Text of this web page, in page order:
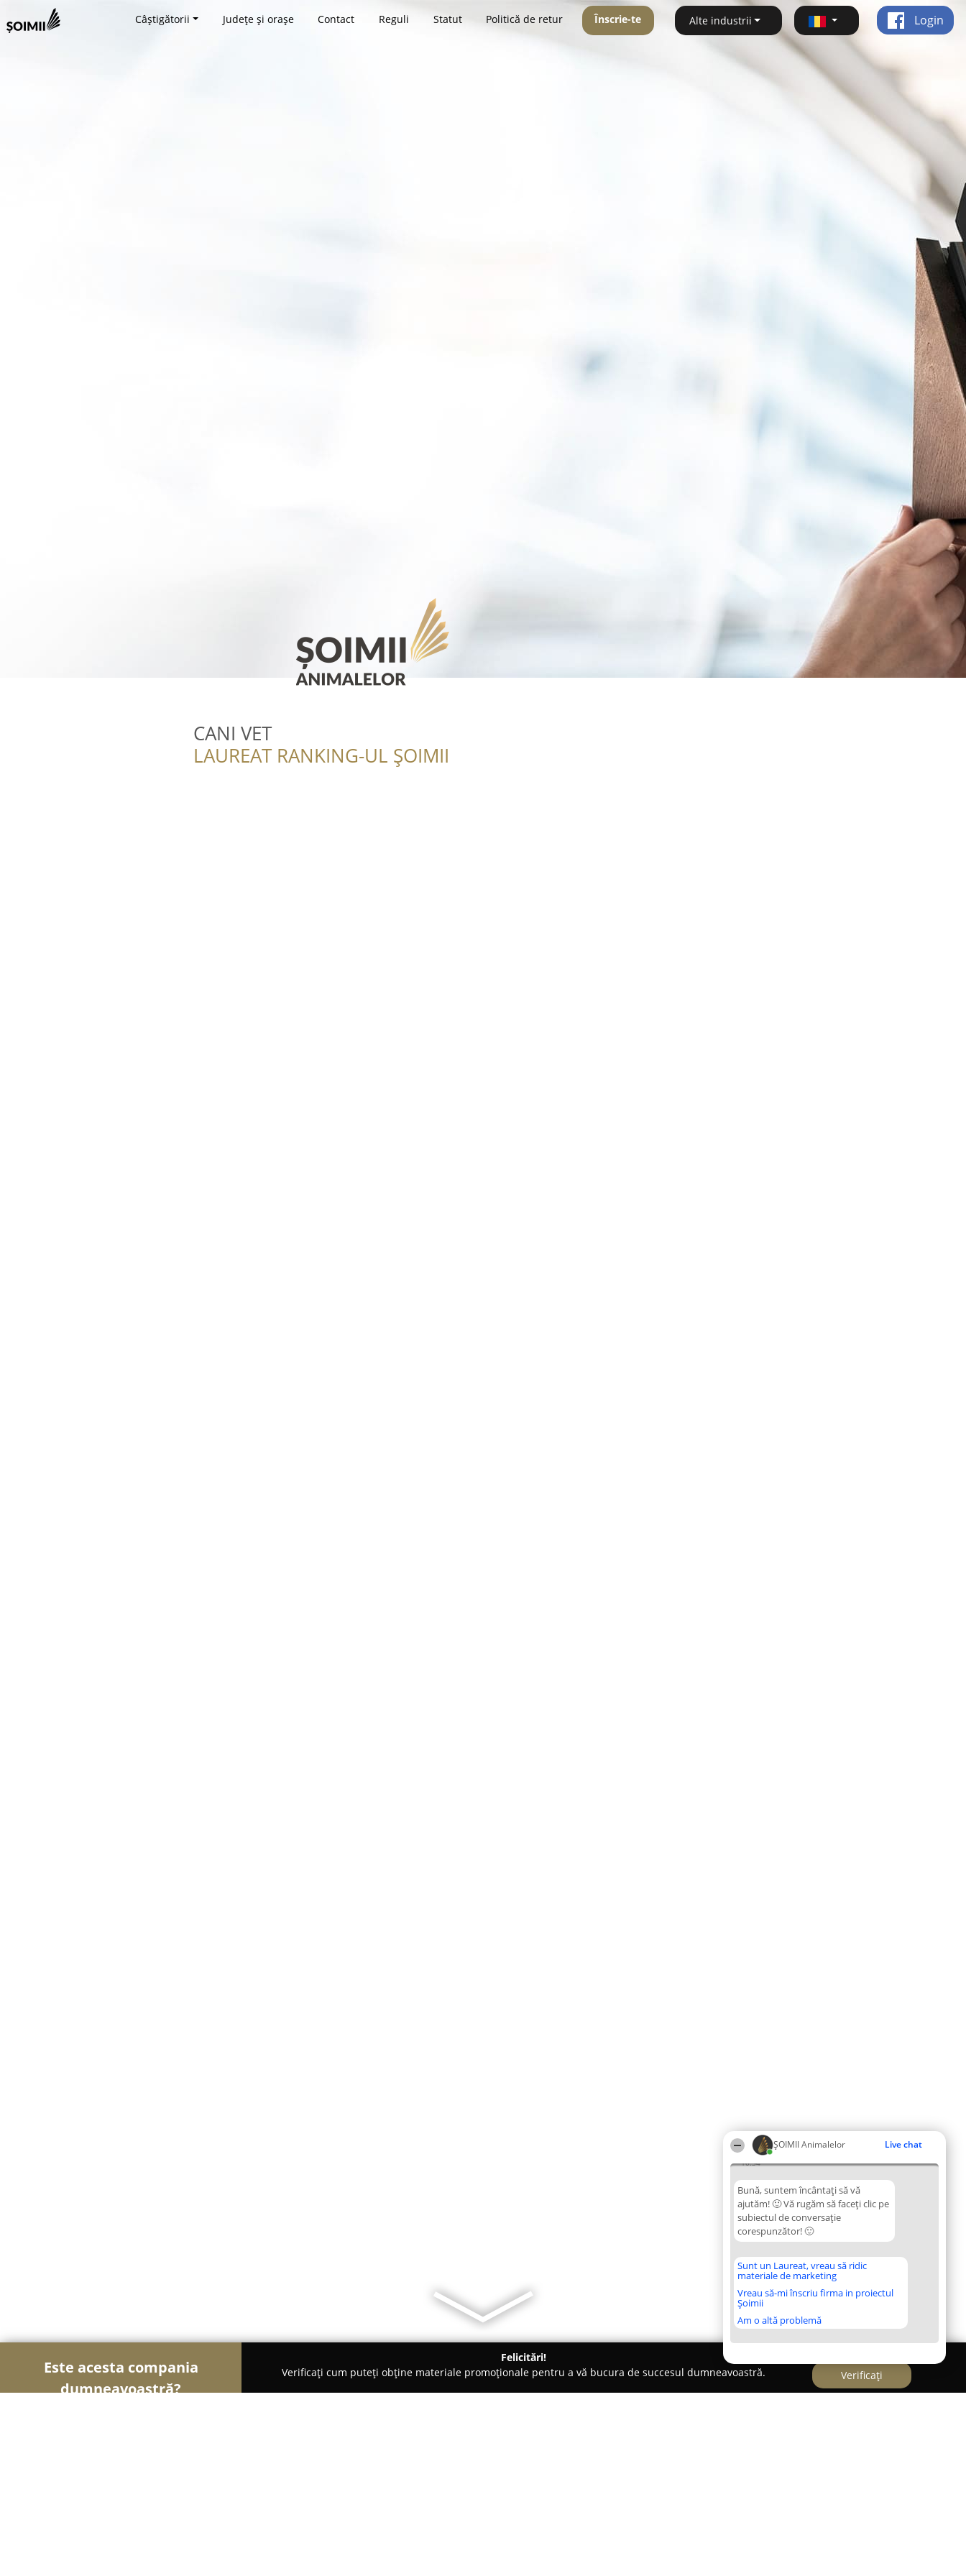
ŞOIMII Animalelor Live chat
10:34
Bună, suntem încântați să vă
ajutăm! 🙂 Vă rugăm să faceți clic pe
subiectul de conversație
corespunzător! 🙂
Sunt un Laureat, vreau să ridic
materiale de marketing
Vreau să-mi înscriu firma in proiectul
Șoimii
Am o altă problemă
Câștigătorii Județe și orașe Contact Reguli Statut Politică de retur Înscrie-te Alte industrii Login
CANI VET
LAUREAT RANKING-UL ȘOIMII
Este acesta compania
dumneavoastră?
Felicitări!
Verificați cum puteți obține materiale promoționale pentru a vă bucura de succesul dumneavoastră.
Verificați